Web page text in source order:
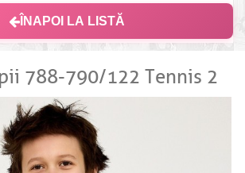
ÎNAPOI LA LISTĂ
788-790/122 Tennis 2